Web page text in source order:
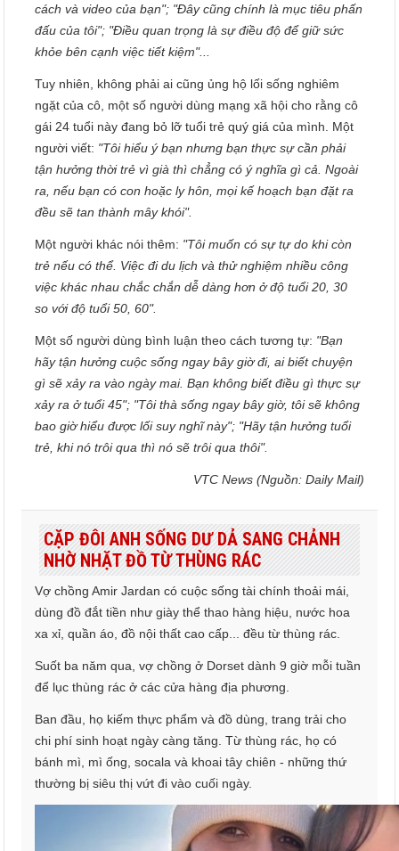
cách và video của bạn"; "Đây cũng chính là mục tiêu phấn
đấu của tôi"; "Điều quan trọng là sự điều độ để giữ sức
khỏe bên cạnh việc tiết kiệm"...
Tuy nhiên, không phải ai cũng ủng hộ lối sống nghiêm
ngặt của cô, một số người dùng mạng xã hội cho rằng cô
gái 24 tuổi này đang bỏ lỡ tuổi trẻ quý giá của mình. Một
người viết: "Tôi hiểu ý bạn nhưng bạn thực sự cần phải
tận hưởng thời trẻ vì già thì chẳng có ý nghĩa gì cả. Ngoài
ra, nếu bạn có con hoặc ly hôn, mọi kế hoạch bạn đặt ra
đều sẽ tan thành mây khói".
Một người khác nói thêm: "Tôi muốn có sự tự do khi còn
trẻ nếu có thể. Việc đi du lịch và thử nghiệm nhiều công
việc khác nhau chắc chắn dễ dàng hơn ở độ tuổi 20, 30
so với độ tuổi 50, 60".
Một số người dùng bình luận theo cách tương tự: "Bạn
hãy tận hưởng cuộc sống ngay bây giờ đi, ai biết chuyện
gì sẽ xảy ra vào ngày mai. Bạn không biết điều gì thực sự
xảy ra ở tuổi 45"; "Tôi thà sống ngay bây giờ, tôi sẽ không
bao giờ hiểu được lối suy nghĩ này"; "Hãy tận hưởng tuổi
trẻ, khi nó trôi qua thì nó sẽ trôi qua thôi".
VTC News (Nguồn: Daily Mail)
CẶP ĐÔI ANH SỐNG DƯ DẢ SANG CHẢNH
NHỜ NHẶT ĐỒ TỪ THÙNG RÁC
Vợ chồng Amir Jardan có cuộc sống tài chính thoải mái,
dùng đồ đắt tiền như giày thể thao hàng hiệu, nước hoa
xa xỉ, quần áo, đồ nội thất cao cấp... đều từ thùng rác.
Suốt ba năm qua, vợ chồng ở Dorset dành 9 giờ mỗi tuần
để lục thùng rác ở các cửa hàng địa phương.
Ban đầu, họ kiếm thực phẩm và đồ dùng, trang trải cho
chi phí sinh hoạt ngày càng tăng. Từ thùng rác, họ có
bánh mì, mì ống, socala và khoai tây chiên - những thứ
thường bị siêu thị vứt đi vào cuối ngày.